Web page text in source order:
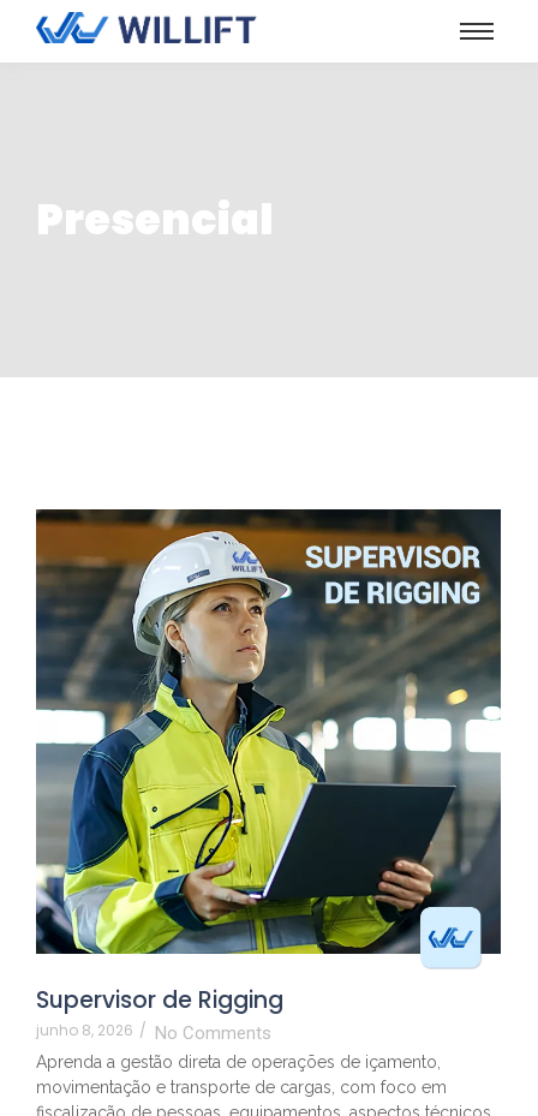
Presencial
Supervisor de Rigging
junho 8, 2026 / No Comments
Aprenda a gestão direta de operações de içamento,
movimentação e transporte de cargas, com foco em